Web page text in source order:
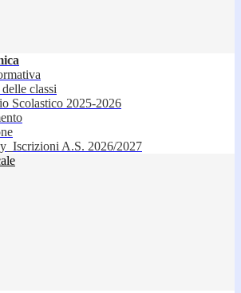
classi
Scolastico 2025-2026
A.S. 2026/2027